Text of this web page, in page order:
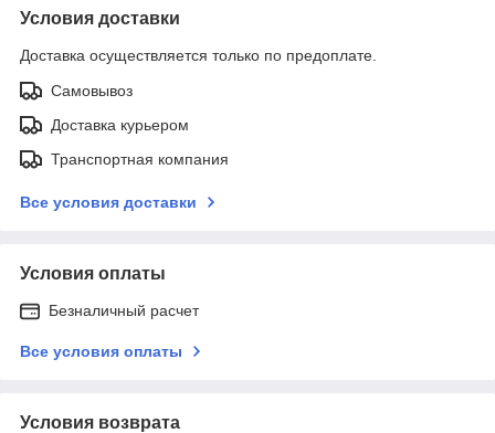
Условия доставки
Доставка осуществляется только по предоплате.
Самовывоз
Доставка курьером
Транспортная компания
Все условия доставки
Условия оплаты
Безналичный расчет
Все условия оплаты
Условия возврата